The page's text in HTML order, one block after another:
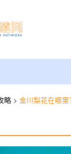
略 > 金川梨花在哪